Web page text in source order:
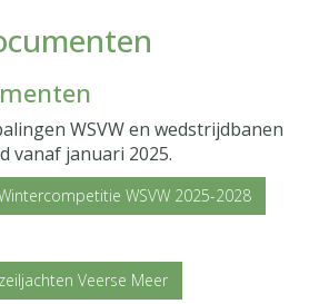
WSVW en wedstrijdbanen
vanaf januari 2025.
WSVW 2025-2028
Veerse Meer